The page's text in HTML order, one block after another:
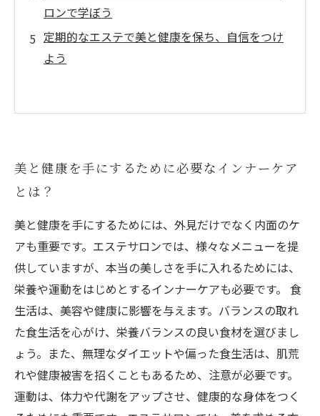
ロンで学ぼう
定期的なエステで美と健康を保ち、自信をつけ
よう
美と健康を手にするために必要なインナーケア
とは？
美と健康を手にするためには、外見だけでなく内面のケ
アも重要です。エステサロンでは、様々なメニューを提
供していますが、本当の美しさを手に入れるためには、
栄養や運動をはじめとするインナーケアも必要です。 食
生活は、美容や健康に影響を与えます。バランスの取れ
た食生活を心がけ、栄養バランスの良い食材を選びまし
ょう。また、無理なダイエットや偏った食生活は、肌荒
れや健康被害を招くこともあるため、注意が必要です。
運動は、体力や代謝をアップさせ、健康的な身体をつく